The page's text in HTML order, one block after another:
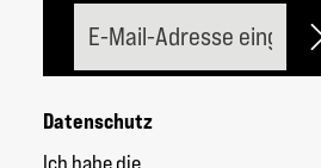
Datenschutz
Ich habe die